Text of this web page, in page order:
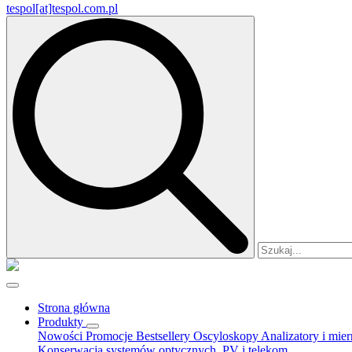
tespol[at]tespol.com.pl
Strona główna
Produkty
Nowości Promocje Bestsellery Oscyloskopy Analizatory i